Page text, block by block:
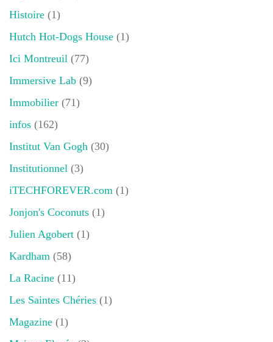
Histoire (1)
Hutch Hot-Dogs House (1)
Ici Montreuil (77)
Immersive Lab (9)
Immobilier (71)
infos (162)
Institut Van Gogh (30)
Institutionnel (3)
iTECHFOREVER.com (1)
Jonjon's Coconuts (1)
Julien Agobert (1)
Kardham (58)
La Racine (11)
Les Saintes Chéries (1)
Magazine (1)